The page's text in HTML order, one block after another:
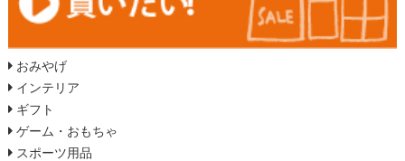
おみやげ
インテリア
ギフト
ゲーム・おもちゃ
スポーツ用品